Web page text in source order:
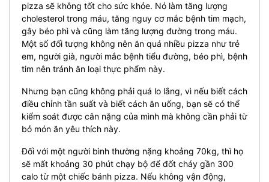
pizza sẽ không tốt cho sức khỏe. Nó làm tăng lượng
cholesterol trong máu, tăng nguy cơ mắc bệnh tim mạch,
gây béo phì và cũng làm tăng lượng đường trong máu.
Một số đối tượng không nên ăn quá nhiều pizza như trẻ
em, người già, người mắc bệnh tiểu đường, béo phì, bệnh
tim nên tránh ăn loại thực phẩm này.
Nhưng bạn cũng không phải quá lo lắng, vì nếu biết cách
điều chỉnh tần suất và biết cách ăn uống, bạn sẽ có thể
kiểm soát được cân nặng của mình mà không cần phải từ
bỏ món ăn yêu thích này.
Đối với một người bình thường nặng khoảng 70kg, thì họ
sẽ mất khoảng 30 phút chạy bộ để đốt cháy gần 300
calo từ một chiếc bánh pizza. Nếu không vận động,